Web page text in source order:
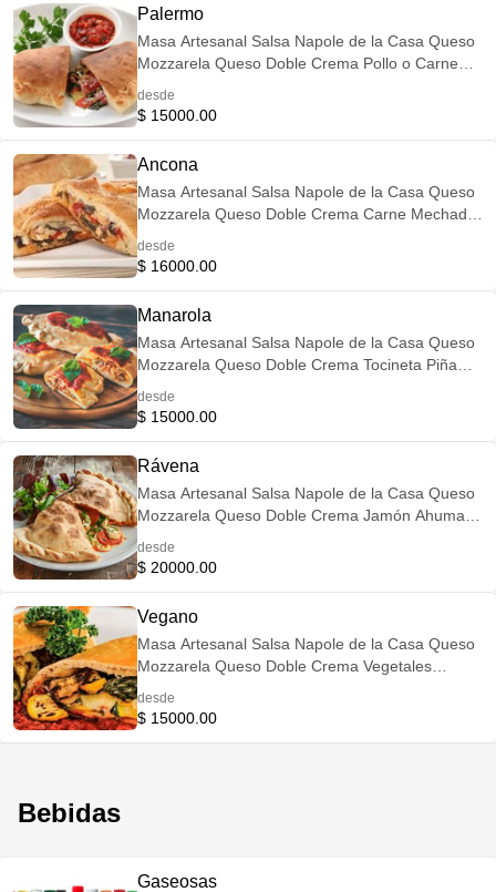
Palermo
Masa Artesanal Salsa Napole de la Casa Queso
Mozzarela Queso Doble Crema Pollo o Carne
desde
$ 15000.00
Ancona
Masa Artesanal Salsa Napole de la Casa Queso
Mozzarela Queso Doble Crema Carne Mechada
desde
$ 16000.00
Manarola
Masa Artesanal Salsa Napole de la Casa Queso
Mozzarela Queso Doble Crema Tocineta Piña
desde
$ 15000.00
Rávena
Masa Artesanal Salsa Napole de la Casa Queso
Mozzarela Queso Doble Crema Jamón Ahumado
Artesanal Tómate Salchichón Español Importado
desde
$ 20000.00
Vegano
Masa Artesanal Salsa Napole de la Casa Queso
Mozzarela Queso Doble Crema Vegetales
desde
$ 15000.00
Bebidas
Gaseosas